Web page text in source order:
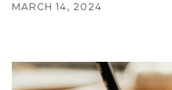
MARCH 14, 2024